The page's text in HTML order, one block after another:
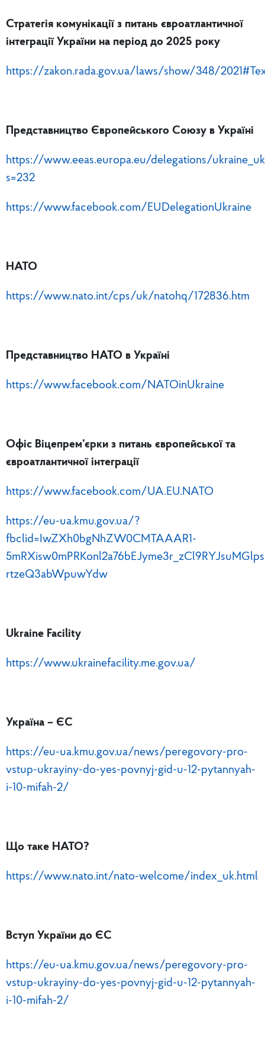
Стратегія комунікації з питань євроатлантичної
інтеграції України на період до 2025 року
https://zakon.rada.gov.ua/laws/show/348/
Представництво Європейського Союзу в Україні
https://www.eeas.europa.eu/delegations/
s=232
https://www.facebook.com/EUDelegationUkraine
НАТО
https://www.nato.int/cps/uk/natohq/172836.htm
Представництво НАТО в Україні
https://www.facebook.com/NATOinUkraine
Офіс Віцепрем’єрки з питань європейської та
євроатлантичної інтеграції
https://www.facebook.com/UA.EU.NATO
https://eu-ua.kmu.gov.ua/?
fbclid=IwZXh0bgNhZW0CMTAAAR1-
rtzeQ3abWpuwYdw
Ukraine Facility
https://www.ukrainefacility.me.gov.ua/
Україна – ЄС
https://eu-ua.kmu.gov.ua/news/peregovory-pro-
vstup-ukrayiny-do-yes-povnyj-gid-u-12-pytannyah-
i-10-mifah-2/
Що таке НАТО?
https://www.nato.int/nato-welcome/index_uk.html
Вступ України до ЄС
https://eu-ua.kmu.gov.ua/news/peregovory-pro-
vstup-ukrayiny-do-yes-povnyj-gid-u-12-pytannyah-
i-10-mifah-2/